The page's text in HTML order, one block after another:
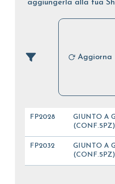
aggiungerla alla tua
Aggiorna
FP2028
GIUNTO A
(CONF.5PZ)
FP2032
GIUNTO A
(CONF.5PZ)